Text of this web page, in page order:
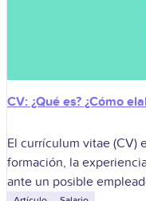
CV: ¿Qué es? ¿Cómo
El currículum vitae (CV)
formación, la
ante un posible